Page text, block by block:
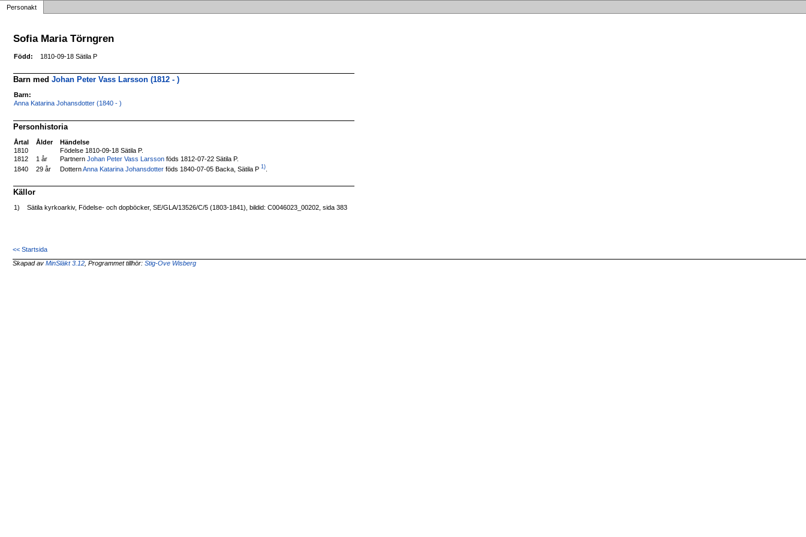
Personakt
Sofia Maria Törngren
Född: 1810-09-18 Sätila P
Barn medJohan Peter Vass Larsson (1812 - )
Barn:
Anna Katarina Johansdotter (1840 - )
Personhistoria
Årtal Ålder
Händelse
1810
Födelse 1810-09-18 Sätila P.
1812
1 år PartnernJohan Peter Vass Larsson föds 1812-07-22 Sätila P.
1840
29 år DotternAnna Katarina Johansdotter föds 1840-07-05 Backa, Sätila P 1)
Källor
1) Sätila kyrkoarkiv, Födelse- och dopböcker, SE/GLA/13526/C/5 (1803-1841), bildid: C0046023_00202, sida 383
<< Startsida
Skapad avMinSläkt 3.12 , Programmet tillhör:Stig-Ove Wisberg